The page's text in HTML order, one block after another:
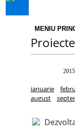
MENIU
2015
ianuarie
august